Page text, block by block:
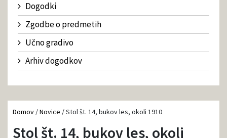
Dogodki
Zgodbe o predmetih
Učno gradivo
Arhiv dogodkov
Domov /Novice /Stol št. 14, bukov les, okoli 1910
Stol št. 14, bukov les, okoli